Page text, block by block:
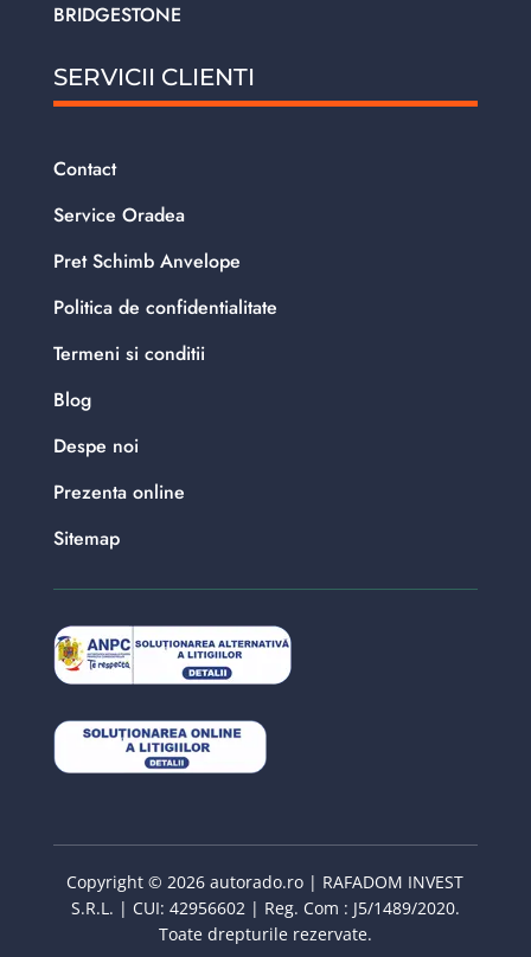
BRIDGESTONE
SERVICII CLIENTI
Contact
Service Oradea
Pret Schimb Anvelope
Politica de confidentialitate
Termeni si conditii
Blog
Despe noi
Prezenta online
Sitemap
Copyright © 2026 autorado.ro | RAFADOM INVEST
S.R.L. | CUI: 42956602 | Reg. Com : J5/1489/2020.
Toate drepturile rezervate.